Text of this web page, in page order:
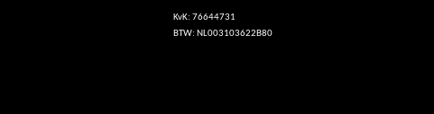
KvK: 76644731
BTW: NL003103622B80